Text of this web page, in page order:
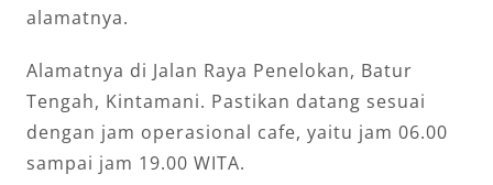
alamatnya.
Alamatnya di Jalan Raya Penelokan, Batur
Tengah, Kintamani. Pastikan datang sesuai
dengan jam operasional cafe, yaitu jam 06.00
sampai jam 19.00 WITA.